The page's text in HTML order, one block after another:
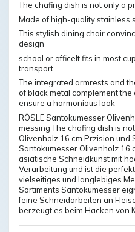
The chafing dish is not only a
Made of high-quality stainless
This stylish dining chair
design
school or officeIt fits in most
transport
The integrated armrests and
of black metal complement
ensure a harmonious look
RÖSLE Santokumesser
messing The chafing dish is
Olivenholz 16 cm Przision und
Santokumesser Olivenholz 16
asiatische Schneidkunst mit
Verarbeitung und ist die
vielseitiges und langlebiges
Sortiments Santokumesser
feine Schneidarbeiten an
berzeugt es beim Hacken von